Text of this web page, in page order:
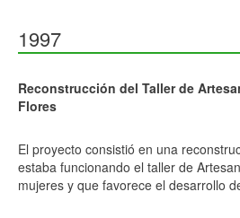
1997
Reconstrucción del Taller de
Flores
El proyecto consistió en una
estaba funcionando el taller de
mujeres y que favorece el desarrollo